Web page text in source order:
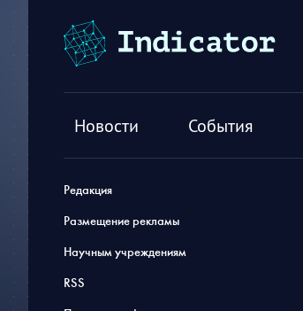
Новости События
Редакция
Размещение рекламы
Научным учреждениям
RSS